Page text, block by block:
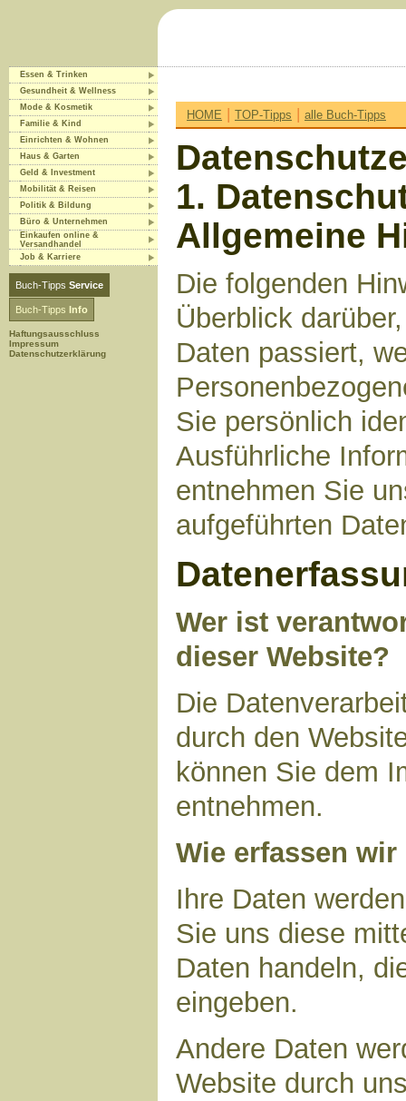
Essen & Trinken
Gesundheit & Wellness
Mode & Kosmetik
Familie & Kind
Einrichten & Wohnen
Haus & Garten
Geld & Investment
Mobilität & Reisen
Politik & Bildung
Büro & Unternehmen
Einkaufen online &
Versandhandel
Job & Karriere
Buch-Tipps Service
Buch-Tipps Info
Haftungsausschluss
Impressum
Datenschutzerklärung
HOME | TOP-Tipps | alle Buch-Tipps
1.
Allgemeine
Die folgenden
Überblick
Daten passiert,
Sie persönlich
Ausführliche
entnehmen Sie
aufgeführten
Wer ist
dieser Website?
Die
durch den
können Sie dem
entnehmen.
Wie erfassen wir
Ihre Daten
Sie uns diese
Daten handeln,
eingeben.
Andere Daten
Website durch